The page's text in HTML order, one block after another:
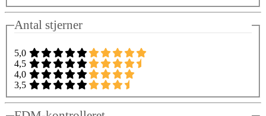
Antal stjerner
5,0
4,5
4,0
3,5